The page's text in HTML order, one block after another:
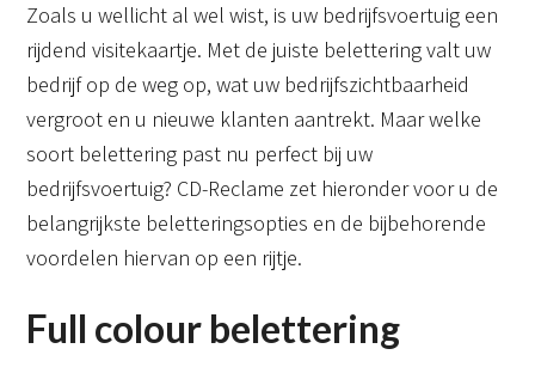
Zoals u wellicht al wel wist, is uw bedrijfsvoertuig een
rijdend visitekaartje. Met de juiste belettering valt uw
bedrijf op de weg op, wat uw bedrijfszichtbaarheid
vergroot en u nieuwe klanten aantrekt. Maar welke
soort belettering past nu perfect bij uw
bedrijfsvoertuig? CD-Reclame zet hieronder voor u de
belangrijkste beletteringsopties en de bijbehorende
voordelen hiervan op een rijtje.
Full colour belettering